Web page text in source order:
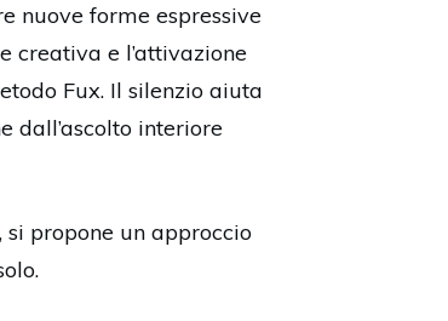
nuove forme espressive
creativa e l’attivazione
Fux. Il silenzio aiuta
dall’ascolto interiore
propone un approccio